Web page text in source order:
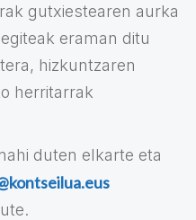
gutxiestearen aurka
eraman ditu
hizkuntzaren
herritarrak
duten elkarte eta